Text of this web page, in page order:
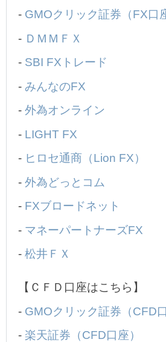
- GMOクリック証券（FX口
- ＤＭＭＦＸ
- SBI FXトレード
- みんなのFX
-外為オンライン
- LIGHT FX
- ヒロセ通商（Lion FX）
-外為どっとコム
- FXブロードネット
- マネーパートナーズFX
-松井ＦＸ
【ＣＦＤ口座はこちら】
- GMOクリック証券（CFD口
- 楽天証券（CFD口座）